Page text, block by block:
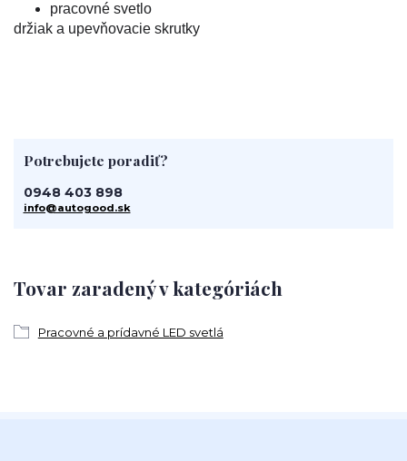
pracovné svetlo
držiak a upevňovacie skrutky
Tovar zaradený v kategóriách
Pracovné a prídavné LED svetlá
Potrebujete poradiť?
0948 403 898
info@autogood.sk